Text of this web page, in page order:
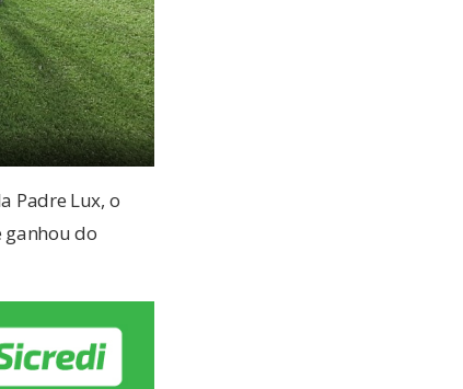
Padre Lux, o
ganhou do